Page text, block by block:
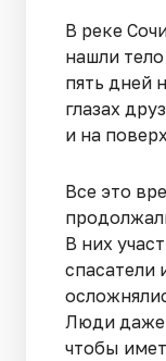
В реке
нашли
пять дней
глазах
и на
Все это
В них
спасатели
Люди даже
чтобы